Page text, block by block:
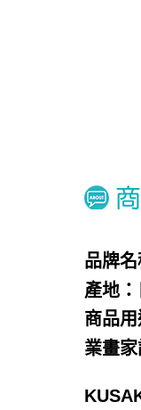
品牌名
產地
商品用
業畫